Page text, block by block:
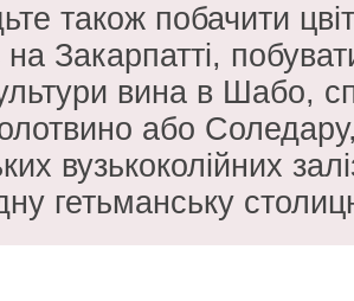
також побачити
на Закарпатті,
вина в Шабо,
або
вузькоколійних
гетьманську